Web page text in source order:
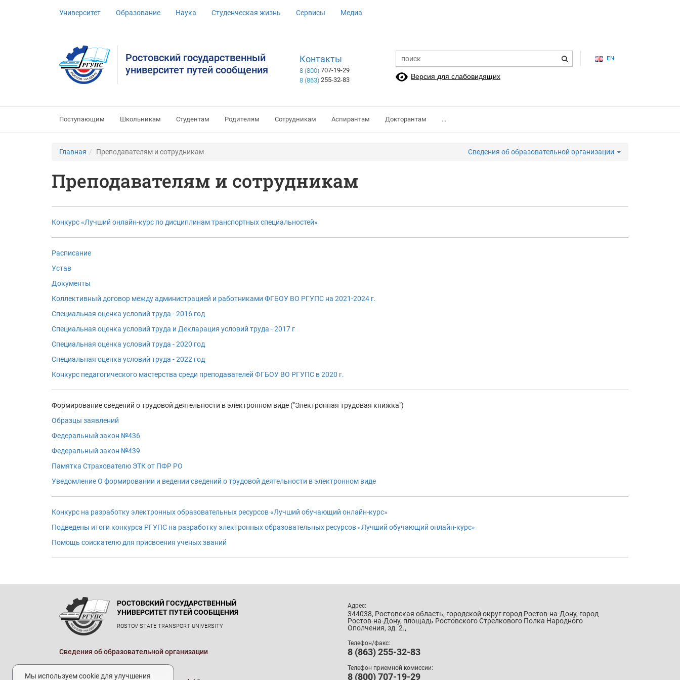
Университет Образование Наука Студенческая жизнь Сервисы Медиа
EN
Ростовский государственный
университет путей сообщения
Контакты
8 (800) 707-19-29
8 (863) 255-32-83 Версия для слабовидящих
Поступающим Школьникам Студентам Родителям Сотрудникам Аспирантам Докторантам ...
Главная Преподавателям и сотрудникам Сведения об образовательной организации
Преподавателям и сотрудникам
Конкурс «Лучший онлайн-курс по дисциплинам транспортных специальностей»
Расписание
Устав
Документы
Коллективный договор между администрацией и работниками ФГБОУ ВО РГУПС на 2021-2024 г.
Специальная оценка условий труда - 2016 год
Специальная оценка условий труда и Декларация условий труда - 2017 г
Специальная оценка условий труда - 2020 год
Специальная оценка условий труда - 2022 год
Конкурс педагогического мастерства среди преподавателей ФГБОУ ВО РГУПС в 2020 г.
Формирование сведений о трудовой деятельности в электронном виде ("Электронная трудовая книжка")
Образцы заявлений
Федеральный закон №436
Федеральный закон №439
Памятка Страхователю ЭТК от ПФР РО
Уведомление О формировании и ведении сведений о трудовой деятельности в электронном виде
Конкурс на разработку электронных образовательных ресурсов «Лучший обучающий онлайн-курс»
Подведены итоги конкурса РГУПС на разработку электронных образовательных ресурсов «Лучший обучающий онлайн-курс»
Помощь соискателю для присвоения ученых званий
РОСТОВСКИЙ ГОСУДАРСТВЕННЫЙ
УНИВЕРСИТЕТ ПУТЕЙ СООБЩЕНИЯ
ROSTOV STATE TRANSPORT UNIVERSITY
Сведения об образовательной организации
Реквизиты
Адрес:
344038, Ростовская область, городской округ город Ростов-на-Дону, город
Ростов-на-Дону, площадь Ростовского Стрелкового Полка Народного
Ополчения, зд. 2.,
Телефон/факс:
8 (863) 255-32-83
Телефон приемной комиссии:
8 (800) 707-19-29
Мы используем cookie для улучшения